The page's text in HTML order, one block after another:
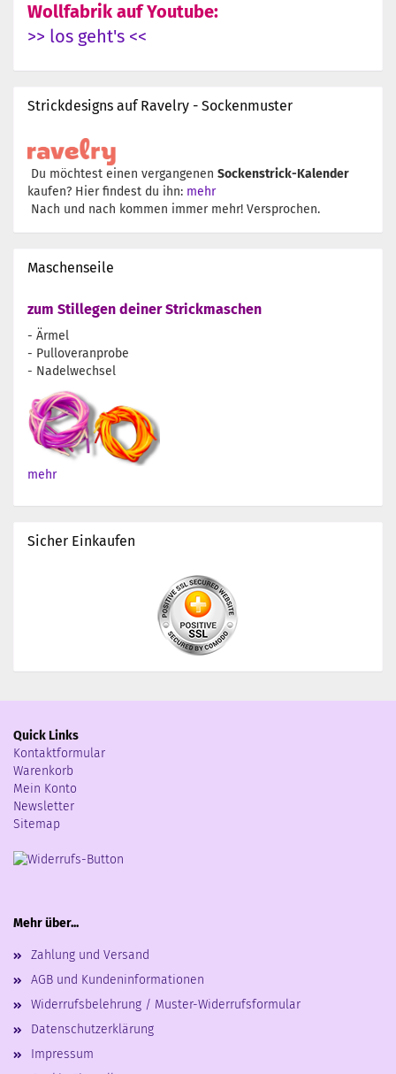
Wollfabrik auf Youtube:
>> los geht's <<
Strickdesigns auf Ravelry - Sockenmuster
Du möchtest einen vergangenen Sockenstrick-Kalender
kaufen? Hier findest du ihn: mehr
Nach und nach kommen immer mehr! Versprochen.
Maschenseile
zum Stillegen deiner Strickmaschen
- Ärmel
- Pulloveranprobe
- Nadelwechsel
mehr
Sicher Einkaufen
Quick Links
Kontaktformular
Warenkorb
Mein Konto
Newsletter
Sitemap
Mehr über...
Zahlung und Versand
AGB und Kundeninformationen
Widerrufsbelehrung / Muster-Widerrufsformular
Datenschutzerklärung
Impressum